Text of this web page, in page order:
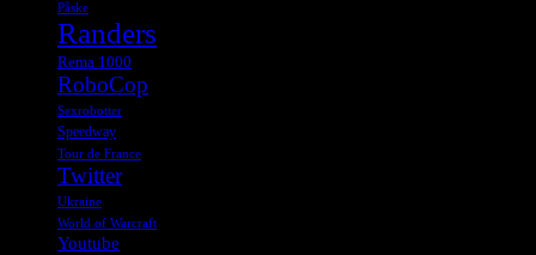
Påske
Randers
Rema 1000
RoboCop
Sexrobotter
Speedway
Tour de France
Twitter
Ukraine
World of Warcraft
Youtube